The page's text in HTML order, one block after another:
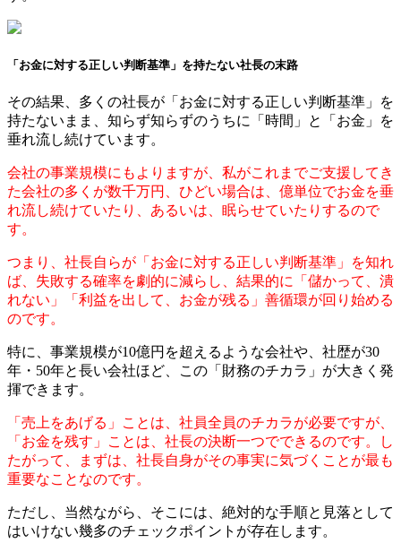
「お金に対する正しい判断基準」を持たない社長の末路
その結果、多くの社長が「お金に対する正しい判断基準」を
持たないまま、知らず知らずのうちに「時間」と「お金」を
垂れ流し続けています。
会社の事業規模にもよりますが、私がこれまでご支援してき
た会社の多くが数千万円、ひどい場合は、億単位でお金を垂
れ流し続けていたり、あるいは、眠らせていたりするので
す。
つまり、社長自らが「お金に対する正しい判断基準」を知れ
ば、失敗する確率を劇的に減らし、結果的に「儲かって、潰
れない」「利益を出して、お金が残る」善循環が回り始める
のです。
特に、事業規模が10億円を超えるような会社や、社歴が30
年・50年と長い会社ほど、この「財務のチカラ」が大きく発
揮できます。
「売上をあげる」ことは、社員全員のチカラが必要ですが、
「お金を残す」ことは、社長の決断一つでできるのです。し
たがって、まずは、社長自身がその事実に気づくことが最も
重要なことなのです。
ただし、当然ながら、そこには、絶対的な手順と見落として
はいけない幾多のチェックポイントが存在します。